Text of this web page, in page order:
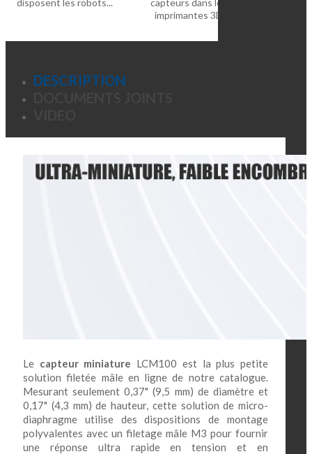
disposent les robots...
capteurs dans les
imprimantes 3D
DESCRIPTION
Le capteur miniature LCM100 est la plus petite
solution filetée mâle en ligne de notre catalogue.
Mesurant seulement 0,37" (9,5 mm) de diamètre et
0,17" (4,3 mm) de hauteur, cette solution de micro-
diaphragme utilise des dispositions de montage
polyvalentes avec un filetage mâle M3 pour fournir
une réponse ultra rapide en tension et en